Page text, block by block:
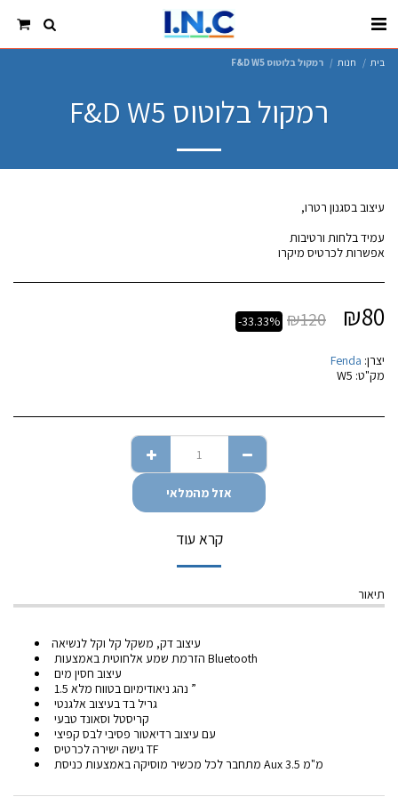
בית חנות רמקול בלוטוס F&D W5
רמקול בלוטוס F&D W5
אפשרות לכרטיס מיקרו
₪80
₪120
-33.33%
יצרן: Fenda
מק"ט: W5
אזל מהמלאי
קרא עוד
תיאור
הזרמת שמע אלחוטית באמצעות Bluetooth
עיצוב חסין מים
נהג ניאודימיום בטווח מלא 1.5 ”
גריל בד בעיצוב אלגנטי
עם עיצוב רדיאטור פסיבי לבס קפיצי
גישה ישירה לכרטיס TF
מתחבר לכל מכשיר מוסיקה באמצעות כניסת Aux 3.5 מ"מ